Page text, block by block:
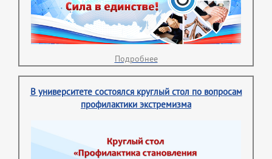
Подробнее
В университете состоялся круглый стол по вопросам
профилактики экстремизма